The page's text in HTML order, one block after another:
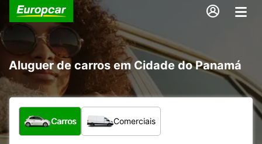
Aluguer de carros em Cidade do Panamá
Que tipo de veículo pretende?
Carros Comerciais